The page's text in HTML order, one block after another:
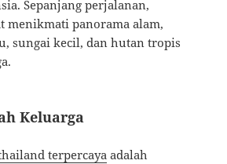
Sepanjang perjalanan,
menikmati panorama alam,
sungai kecil, dan hutan tropis
Keluarga
terpercaya adalah